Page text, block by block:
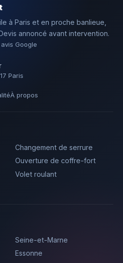
à Paris et en proche banlieue,
annoncé avant intervention.
Google
Paris
À propos
Changement de serrure
Ouverture de coffre-fort
Volet roulant
Seine-et-Marne
Essonne